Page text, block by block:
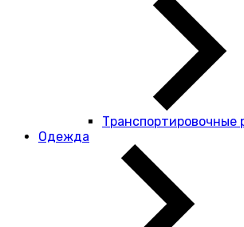
Транспортировочные
Одежда